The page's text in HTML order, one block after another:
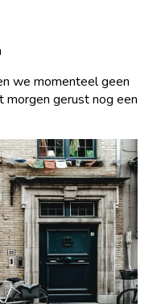
we momenteel geen
morgen gerust nog een